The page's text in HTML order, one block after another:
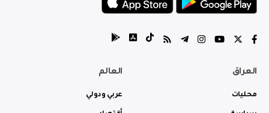
العراق
محليات
العالم
عربي ودولي